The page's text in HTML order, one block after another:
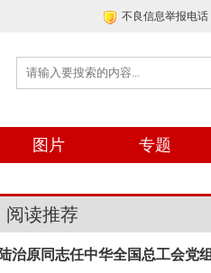
不良信息举报电话
图片 专题
阅读推荐
陆治原同志任中华全国总工会党